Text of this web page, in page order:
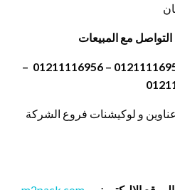
مع المبيعات
موبايل 01211116954 – 01211116955 – 01211116956 –
و لوكيشنات فروع الشركة